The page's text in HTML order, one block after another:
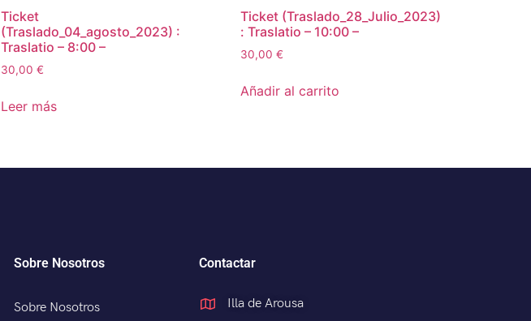
Ticket
(Traslado_04_agosto_2023) :
Traslatio – 8:00 –
30,00€
Leer más
Ticket (Traslado_28_Julio_2023)
: Traslatio – 10:00 –
30,00€
Añadir al carrito
Sobre Nosotros
Sobre Nosotros
Contactar
Illa de Arousa